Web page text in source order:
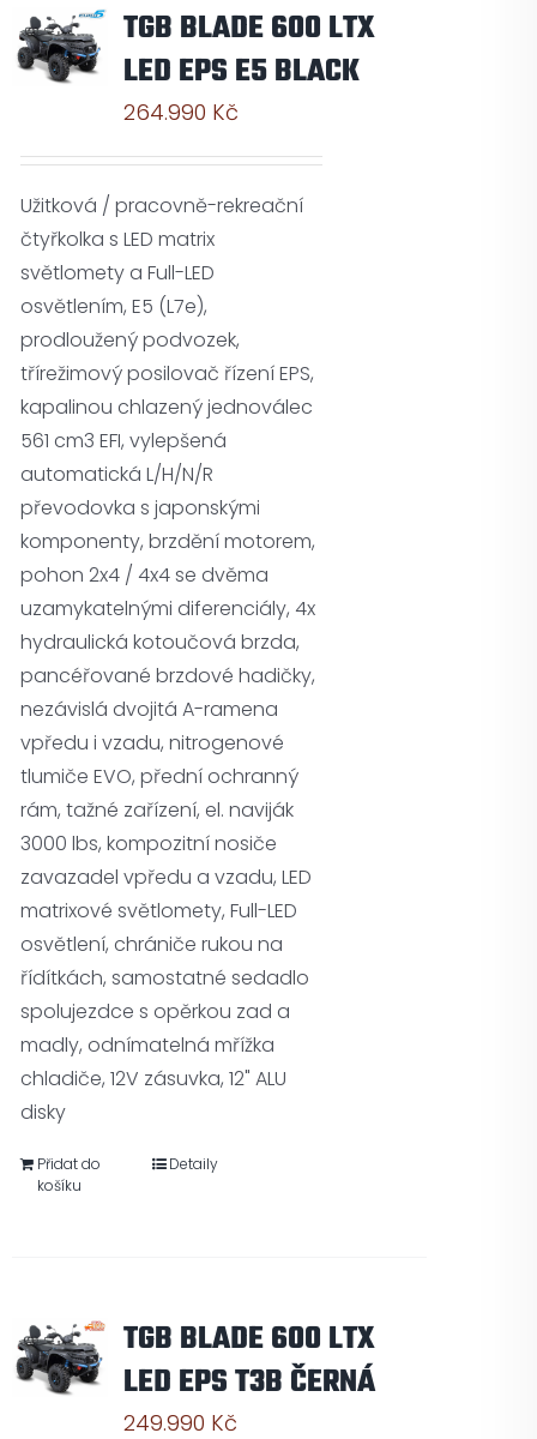
TGB BLADE 600 LTX
LED EPS E5 BLACK
264.990 Kč
Užitková / pracovně-rekreační
čtyřkolka s LED matrix
světlomety a Full-LED
osvětlením, E5 (L7e),
prodloužený podvozek,
třírežimový posilovač řízení EPS,
kapalinou chlazený jednoválec
561 cm3 EFI, vylepšená
automatická L/H/N/R
převodovka s japonskými
komponenty, brzdění motorem,
pohon 2x4 / 4x4 se dvěma
uzamykatelnými diferenciály, 4x
hydraulická kotoučová brzda,
pancéřované brzdové hadičky,
nezávislá dvojitá A-ramena
vpředu i vzadu, nitrogenové
tlumiče EVO, přední ochranný
rám, tažné zařízení, el. naviják
3000 lbs, kompozitní nosiče
zavazadel vpředu a vzadu, LED
matrixové světlomety, Full-LED
osvětlení, chrániče rukou na
řídítkách, samostatné sedadlo
spolujezdce s opěrkou zad a
madly, odnímatelná mřížka
chladiče, 12V zásuvka, 12" ALU
disky
Přidat do
košíku
Detaily
TGB BLADE 600 LTX
LED EPS T3B ČERNÁ
249.990 Kč